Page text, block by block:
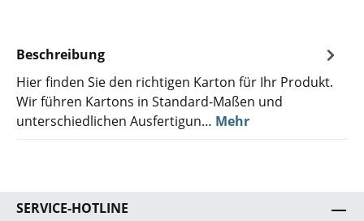
Beschreibung
Hier finden Sie den richtigen Karton für Ihr Produkt.
Wir führen Kartons in Standard-Maßen und
unterschiedlichen Ausfertigun… Mehr
SERVICE-HOTLINE